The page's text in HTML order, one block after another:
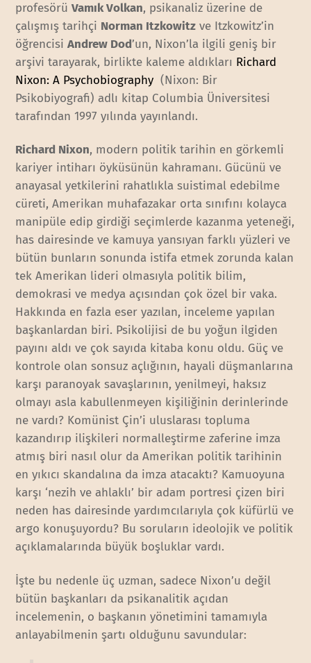
profesörüVamık Volkan, psikanaliz üzerine de
çalışmış tarihçi Norman Itzkowitz ve Itzkowitz’in
öğrencisiAndrew Dod’un, Nixon’la ilgili geniş bir
arşivi tarayarak, birlikte kaleme aldıkları Richard
Nixon: A Psychobiography (Nixon: Bir
Psikobiyografi) adlı kitap Columbia Üniversitesi
tarafından 1997 yılında yayınlandı.
Richard Nixon, modern politik tarihin en görkemli
kariyer intiharı öyküsünün kahramanı. Gücünü ve
anayasal yetkilerini rahatlıkla suistimal edebilme
cüreti, Amerikan muhafazakar orta sınıfını kolayca
manipüle edip girdiği seçimlerde kazanma yeteneği,
has dairesinde ve kamuya yansıyan farklı yüzleri ve
bütün bunların sonunda istifa etmek zorunda kalan
tek Amerikan lideri olmasıyla politik bilim,
demokrasi ve medya açısından çok özel bir vaka.
Hakkında en fazla eser yazılan, inceleme yapılan
başkanlardan biri. Psikolijisi de bu yoğun ilgiden
payını aldı ve çok sayıda kitaba konu oldu. Güç ve
kontrole olan sonsuz açlığının, hayali düşmanlarına
karşı paranoyak savaşlarının, yenilmeyi, haksız
olmayı asla kabullenmeyen kişiliğinin derinlerinde
ne vardı? Komünist Çin’i uluslarası topluma
kazandırıp ilişkileri normalleştirme zaferine imza
atmış biri nasıl olur da Amerikan politik tarihinin
en yıkıcı skandalına da imza atacaktı? Kamuoyuna
karşı ‘nezih ve ahlaklı’ bir adam portresi çizen biri
neden has dairesinde yardımcılarıyla çok küfürlü ve
argo konuşuyordu? Bu soruların ideolojik ve politik
açıklamalarında büyük boşluklar vardı.
İşte bu nedenle üç uzman, sadece Nixon’u değil
bütün başkanları da psikanalitik açıdan
incelemenin, o başkanın yönetimini tamamıyla
anlayabilmenin şartı olduğunu savundular: